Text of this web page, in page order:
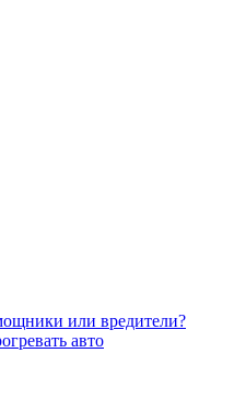
или вредители?
авто